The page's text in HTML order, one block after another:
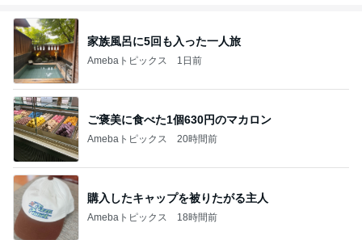
家族風呂に5回も入った一人旅
Amebaトピックス 1日前
ご褒美に食べた1個630円のマカロン
Amebaトピックス 20時間前
購入したキャップを被りたがる主人
Amebaトピックス 18時間前